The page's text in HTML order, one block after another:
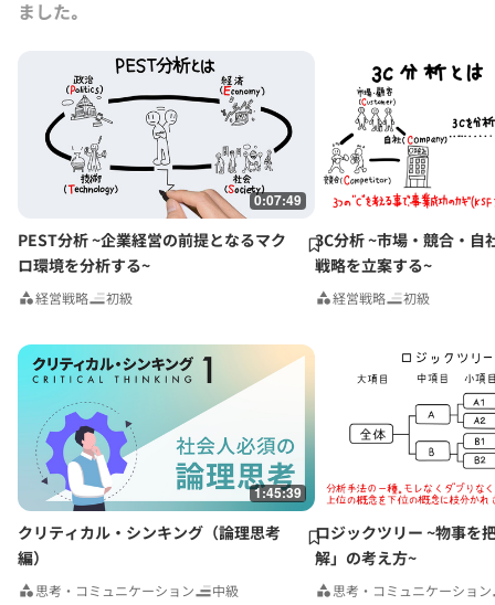
ました｡
0:07:49
PEST分析 ~企業経営の前提となるマク
ロ環境を分析する~
経営戦略 初級
3C分析 ~市場・競合・自
戦略を立案する~
経営戦略 初級
1:45:39
クリティカル・シンキング（論理思考
編）
思考・コミュニケーション 中級
ロジックツリー ~物事を
解」の考え方~
思考・コミュニケーション